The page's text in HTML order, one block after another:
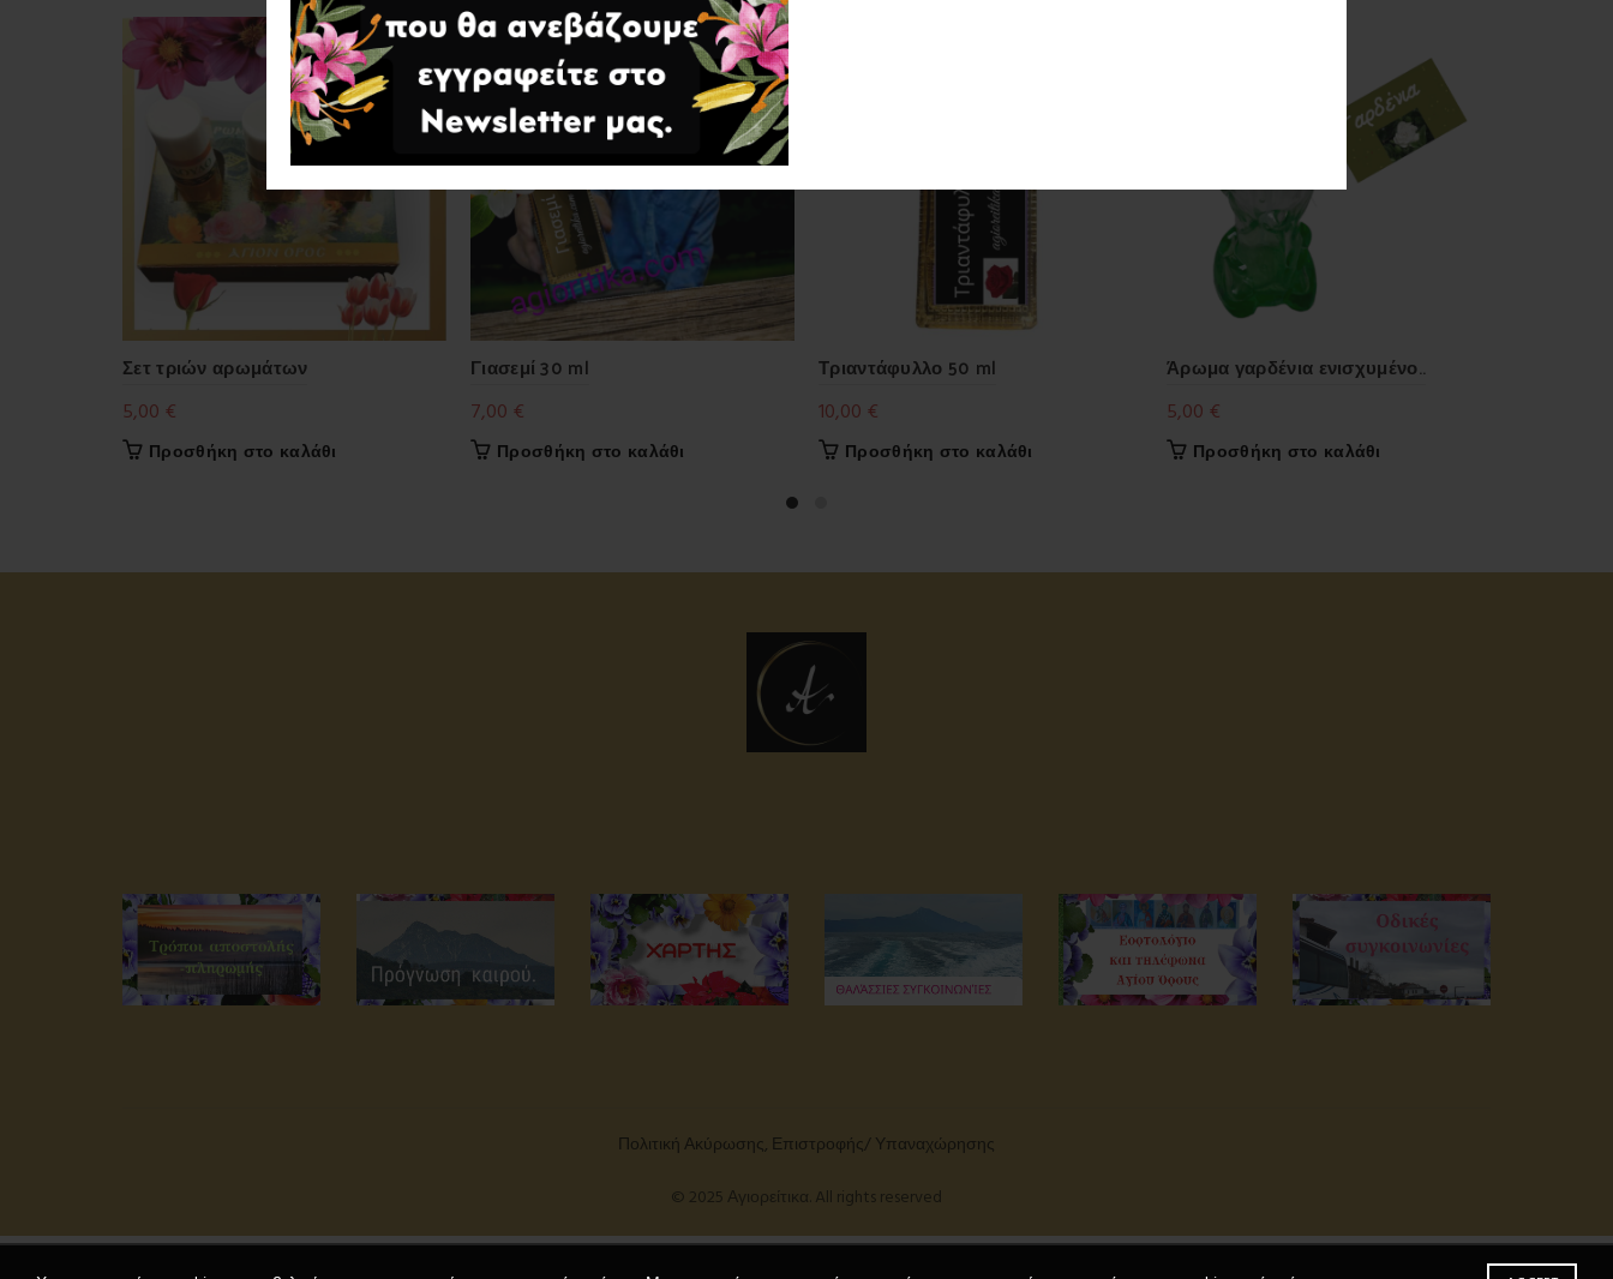
Σετ τριών αρωμάτων
5,00 €
Προσθήκη στο καλάθι
Γιασεμί 30 ml
7,00 €
Προσθήκη στο καλάθι
Τριαντάφυλλο 50 ml
10,00 €
Προσθήκη στο καλάθι
Άρωμα γαρδένια ενισχυμένο..
5,00 €
Προσθήκη στο καλάθι
Πολιτική Ακύρωσης, Επιστροφής/ Υπαναχώρησης
© 2025 Αγιορείτικα. All rights reserved